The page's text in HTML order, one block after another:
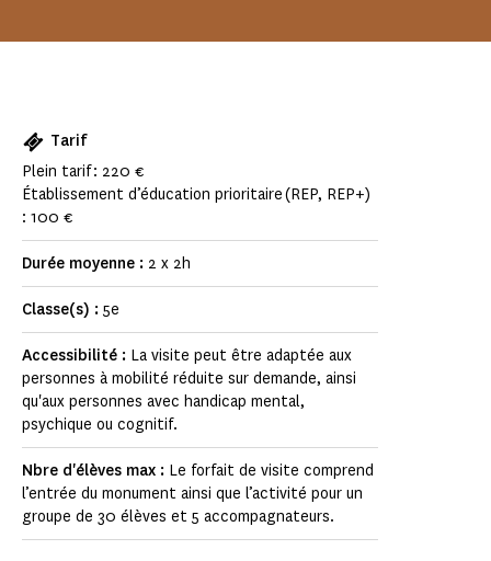
Tarif
Plein tarif : 220 €
Établissement d’éducation prioritaire (REP, REP+)
: 100 €
Durée moyenne : 2 x 2h
Classe(s) : 5e
Accessibilité : La visite peut être adaptée aux
personnes à mobilité réduite sur demande, ainsi
qu'aux personnes avec handicap mental,
psychique ou cognitif.
Nbre d'élèves max : Le forfait de visite comprend
l’entrée du monument ainsi que l’activité pour un
groupe de 30 élèves et 5 accompagnateurs.